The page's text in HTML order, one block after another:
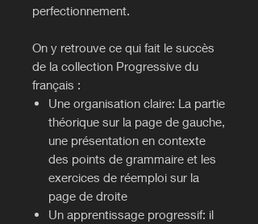
perfectionnement.
On y retrouve ce qui fait le succès
de la collection Progressive du
français :
Une organisation claire: La partie
théorique sur la page de gauche,
une présentation en contexte
des points de grammaire et les
exercices de réemploi sur la
page de droite
Un apprentissage progressif: il